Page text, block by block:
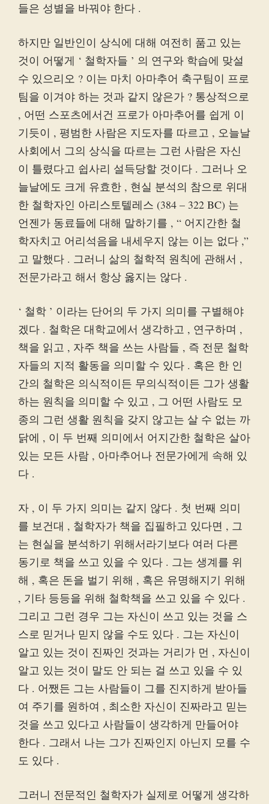
들은 성별을 바꿔야 한다 .
하지만 일반인이 상식에 대해 여전히 품고 있는
것이 어떻게 ‘ 철학자들 ’ 의 연구와 학습에 맞설
수 있으리오 ? 이는 마치 아마추어 축구팀이 프로
팀을 이겨야 하는 것과 같지 않은가 ? 통상적으로
, 어떤 스포츠에서건 프로가 아마추어를 쉽게 이
기듯이 , 평범한 사람은 지도자를 따르고 , 오늘날
사회에서 그의 상식을 따르는 그런 사람은 자신
이 틀렸다고 쉽사리 설득당할 것이다 . 그러나 오
늘날에도 크게 유효한 , 현실 분석의 참으로 위대
한 철학자인 아리스토텔레스 (384 – 322 BC) 는
언젠가 동료들에 대해 말하기를 , “ 어지간한 철
학자치고 어리석음을 내세우지 않는 이는 없다 ,”
고 말했다 . 그러니 삶의 철학적 원칙에 관해서 ,
전문가라고 해서 항상 옳지는 않다 .
‘ 철학 ’ 이라는 단어의 두 가지 의미를 구별해야
겠다 . 철학은 대학교에서 생각하고 , 연구하며 ,
책을 읽고 , 자주 책을 쓰는 사람들 , 즉 전문 철학
자들의 지적 활동을 의미할 수 있다 . 혹은 한 인
간의 철학은 의식적이든 무의식적이든 그가 생활
하는 원칙을 의미할 수 있고 , 그 어떤 사람도 모
종의 그런 생활 원칙을 갖지 않고는 살 수 없는 까
닭에 , 이 두 번째 의미에서 어지간한 철학은 살아
있는 모든 사람 , 아마추어나 전문가에게 속해 있
다 .
자 , 이 두 가지 의미는 같지 않다 . 첫 번째 의미
를 보건대 , 철학자가 책을 집필하고 있다면 , 그
는 현실을 분석하기 위해서라기보다 여러 다른
동기로 책을 쓰고 있을 수 있다 . 그는 생계를 위
해 , 혹은 돈을 벌기 위해 , 혹은 유명해지기 위해
, 기타 등등을 위해 철학책을 쓰고 있을 수 있다 .
그리고 그런 경우 그는 자신이 쓰고 있는 것을 스
스로 믿거나 믿지 않을 수도 있다 . 그는 자신이
알고 있는 것이 진짜인 것과는 거리가 먼 , 자신이
알고 있는 것이 말도 안 되는 걸 쓰고 있을 수 있
다 . 어쨌든 그는 사람들이 그를 진지하게 받아들
여 주기를 원하여 , 최소한 자신이 진짜라고 믿는
것을 쓰고 있다고 사람들이 생각하게 만들어야
한다 . 그래서 나는 그가 진짜인지 아닌지 모를 수
도 있다 .
그러니 전문적인 철학자가 실제로 어떻게 생각하